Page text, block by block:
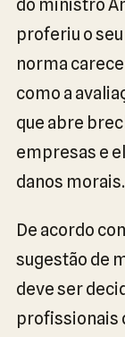
do ministro
proferiu o
norma
como a
que abre
empresas e
danos morais.
De acordo
sugestão de
deve ser
profissionais